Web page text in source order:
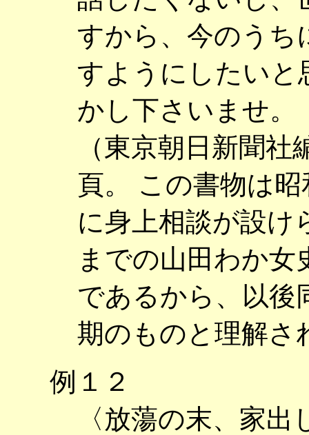
すから、今のうち
すようにしたいと
かし下さいませ。
（東京朝日新聞
頁。 この書物は
に身上相談が設け
までの山田わか
であるから、以後
期のものと理解さ
例１２
〈放蕩の末、家